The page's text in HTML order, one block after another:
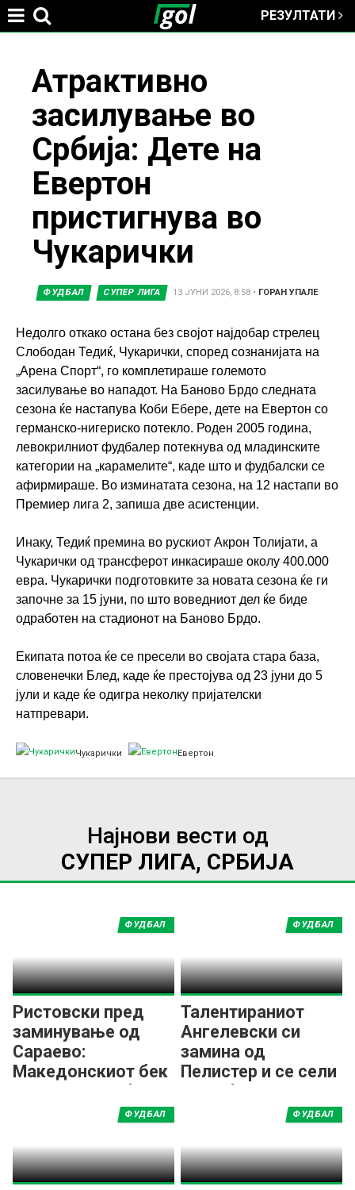
РЕЗУЛТАТИ
here
Атрактивно
засилување во
Србија: Дете на
Евертон
пристигнува во
Чукарички
ФУДБАЛ СУПЕР ЛИГА 13 ЈУНИ 2026, 8:58 • ГОРАН УПАЛЕ
Недолго откако остана без својот најдобар стрелец
Слободан Тедиќ, Чукарички, според сознанијата на
„Арена Спорт“, го комплетираше големото
засилување во нападот. На Баново Брдо следната
сезона ќе настапува Коби Ебере, дете на Евертон со
германско-нигериско потекло. Роден 2005 година,
левокрилниот фудбалер потекнува од младинските
категории на „карамелите“, каде што и фудбалски се
афирмираше. Во изминатата сезона, на 12 настапи во
Премиер лига 2, запиша две асистенции.
Инаку, Тедиќ премина во рускиот Акрон Толијати, а
Чукарички од трансферот инкасираше околу 400.000
евра. Чукарички подготовките за новата сезона ќе ги
започне за 15 јуни, по што воведниот дел ќе биде
одработен на стадионот на Баново Брдо.
Екипата потоа ќе се пресели во својата стара база,
словенечки Блед, каде ќе престојува од 23 јуни до 5
јули и каде ќе одигра неколку пријателски
натпревари.
Чукарички Евертон
Најнови вести од
СУПЕР ЛИГА, СРБИЈА
Ристовски пред
заминување од
Сараево:
Македонскиот бек
се сели во Србија?
ФУДБАЛ
Талентираниот
Ангелевски си
замина од
Пелистер и се сели
во Србија
ФУДБАЛ
ФУДБАЛ ФУДБАЛ